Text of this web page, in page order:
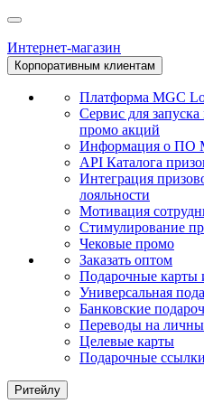
Интернет-магазин
Корпоративным клиентам
Платформа MGC
Сервис для
промо акций
Информация о ПО
API Каталога
Интеграция
лояльности
Мотивация
Стимулирование
Чековые промо
Заказать оптом
Подарочные карты
Универсальная
Банковские
Переводы на
Целевые карты
Подарочные ссылки
Ритейлу